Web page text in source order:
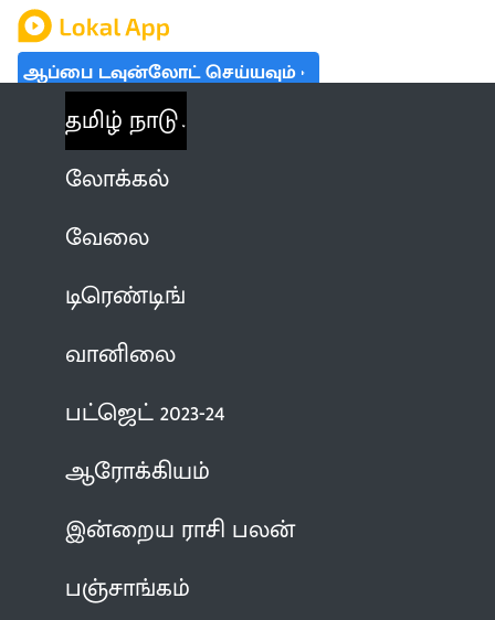
ஆப்பை டவுன்லோட் செய்யவும்
தமிழ் நாடு
லோக்கல்
வேலை
டிரெண்டிங்
வானிலை
பட்ஜெட் 2023-24
ஆரோக்கியம்
இன்றைய ராசி பலன்
பஞ்சாங்கம்